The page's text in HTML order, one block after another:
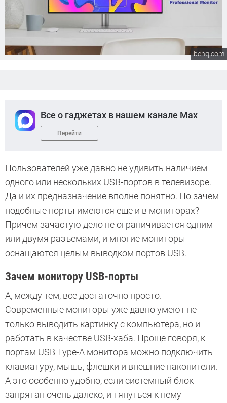
benq.com
Все о гаджетах в нашем канале Max
Перейти
Пользователей уже давно не удивить наличием
одного или нескольких USB-портов в телевизоре.
Да и их предназначение вполне понятно. Но зачем
подобные порты имеются еще и в мониторах?
Причем зачастую дело не ограничивается одним
или двумя разъемами, и многие мониторы
оснащаются целым выводком портов USB.
Зачем монитору USB-порты
А, между тем, все достаточно просто.
Современные мониторы уже давно умеют не
только выводить картинку с компьютера, но и
работать в качестве USB-хаба. Проще говоря, к
портам USB Type-A монитора можно подключить
клавиатуру, мышь, флешки и внешние накопители.
А это особенно удобно, если системный блок
запрятан очень далеко, и тянуться к нему